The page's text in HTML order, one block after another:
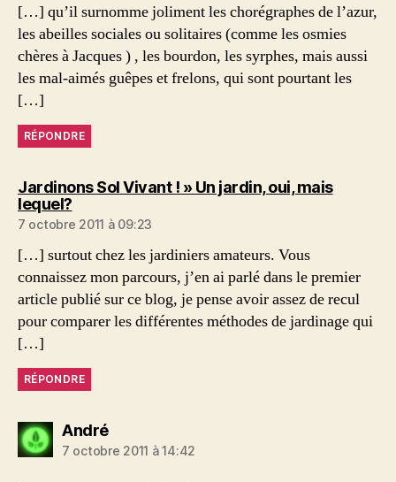
[…] qu’il surnomme joliment les chorégraphes de l’azur,
les abeilles sociales ou solitaires (comme les osmies
chères à Jacques ) , les bourdon, les syrphes, mais aussi
les mal-aimés guêpes et frelons, qui sont pourtant les
[…]
RÉPONDRE
Jardinons Sol Vivant ! » Un jardin, oui, mais
lequel?dit :
7 octobre 2011 à 09:23
[…] surtout chez les jardiniers amateurs. Vous
connaissez mon parcours, j’en ai parlé dans le premier
article publié sur ce blog, je pense avoir assez de recul
pour comparer les différentes méthodes de jardinage qui
[…]
RÉPONDRE
Andrédit :
7 octobre 2011 à 14:42